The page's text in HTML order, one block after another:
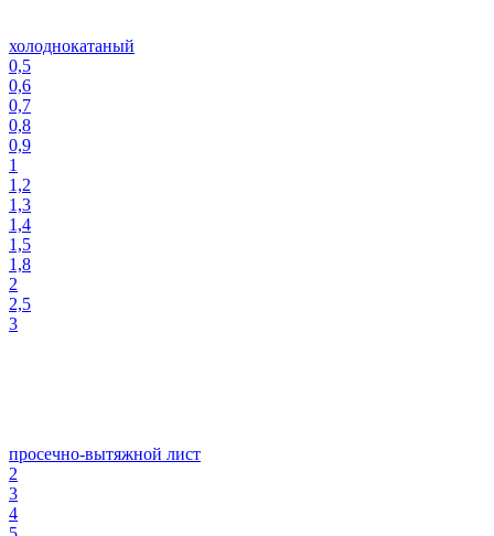
холоднокатаный
0,5
0,6
0,7
0,8
0,9
1
1,2
1,3
1,4
1,5
1,8
2
2,5
3
просечно-вытяжной лист
2
3
4